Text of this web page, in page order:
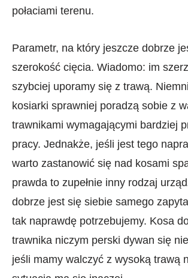
połaciami terenu.
Parametr, na który jeszcze dobrze
szerokość cięcia. Wiadomo: im
szybciej uporamy się z trawą.
kosiarki sprawniej poradzą sobie z
trawnikami wymagającymi bardziej
pracy. Jednakże, jeśli jest tego
warto zastanowić się nad kosami
prawda to zupełnie inny rodzaj
dobrze jest się siebie samego
tak naprawdę potrzebujemy. Kosa
trawnika niczym perski dywan się
jeśli mamy walczyć z wysoką trawą